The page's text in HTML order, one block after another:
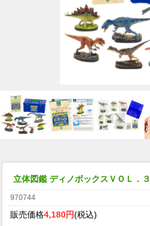
立体図鑑 ディノボックスＶＯＬ．３
970744
販売価格4,180円(税込)